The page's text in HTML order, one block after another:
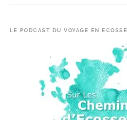
LE PODCAST DU VOYAGE EN ECOSSE